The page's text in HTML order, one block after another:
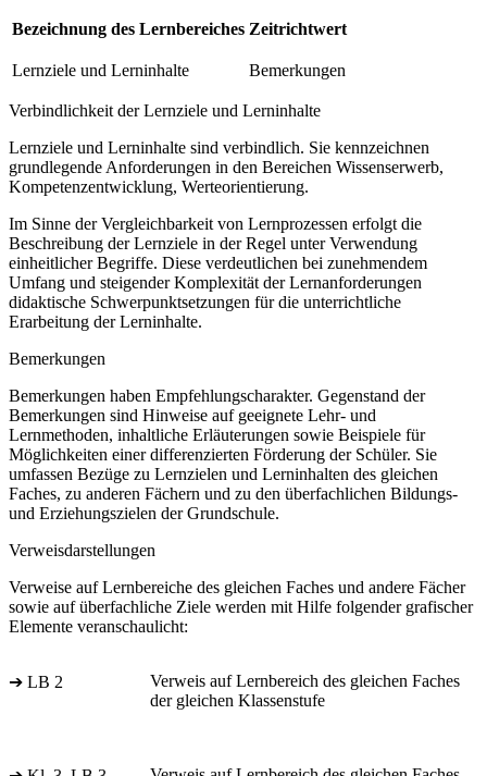
Bezeichnung des Lernbereiches Zeitrichtwert
Lernziele und Lerninhalte Bemerkungen
Verbindlichkeit der Lernziele und Lerninhalte
Lernziele und Lerninhalte sind verbindlich. Sie kennzeichnen
grundlegende Anforderungen in den Bereichen Wissenserwerb,
Kompetenzentwicklung, Werteorientierung.
Im Sinne der Vergleichbarkeit von Lernprozessen erfolgt die
Beschreibung der Lernziele in der Regel unter Verwendung
einheitlicher Begriffe. Diese verdeutlichen bei zunehmendem
Umfang und steigender Komplexität der Lernanforderungen
didaktische Schwerpunktsetzungen für die unterrichtliche
Erarbeitung der Lerninhalte.
Bemerkungen
Bemerkungen haben Empfehlungscharakter. Gegenstand der
Bemerkungen sind Hinweise auf geeignete Lehr- und
Lernmethoden, inhaltliche Erläuterungen sowie Beispiele für
Möglichkeiten einer differenzierten Förderung der Schüler. Sie
umfassen Bezüge zu Lernzielen und Lerninhalten des gleichen
Faches, zu anderen Fächern und zu den überfachlichen Bildungs-
und Erziehungszielen der Grundschule.
Verweisdarstellungen
Verweise auf Lernbereiche des gleichen Faches und andere Fächer
sowie auf überfachliche Ziele werden mit Hilfe folgender grafischer
Elemente veranschaulicht:
➔ LB 2
Verweis auf Lernbereich des gleichen Faches
der gleichen Klassenstufe